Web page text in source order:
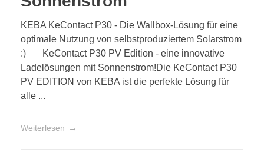
KEBA KeContact P30 - Die Wallbox-Lösung für eine
optimale Nutzung von selbstproduziertem Solarstrom
:) KeContact P30 PV Edition - eine innovative
Ladelösungen mit Sonnenstrom!Die KeContact P30
PV EDITION von KEBA ist die perfekte Lösung für
alle ...
Weiterlesen